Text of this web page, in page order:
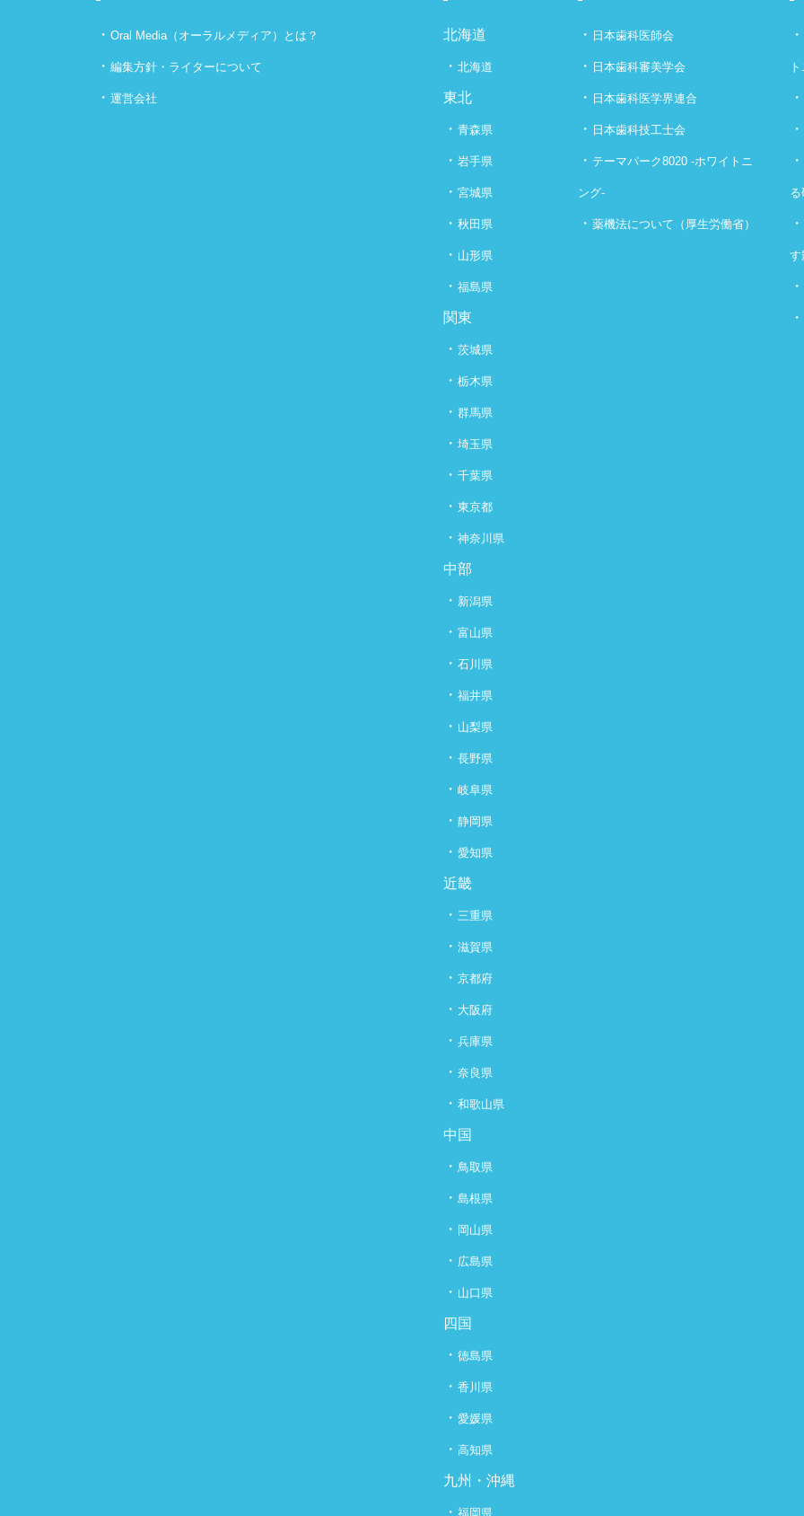
・ Oral Media（オーラルメディア）とは？
・ 編集方針・ライターについて
・ 運営会社
北海道
・ 北海道
東北
・ 青森県
・ 岩手県
・ 宮城県
・ 秋田県
・ 山形県
・ 福島県
関東
・ 茨城県
・ 栃木県
・ 群馬県
・ 埼玉県
・ 千葉県
・ 東京都
・ 神奈川県
中部
・ 新潟県
・ 富山県
・ 石川県
・ 福井県
・ 山梨県
・ 長野県
・ 岐阜県
・ 静岡県
・ 愛知県
近畿
・ 三重県
・ 滋賀県
・ 京都府
・ 大阪府
・ 兵庫県
・ 奈良県
・ 和歌山県
中国
・ 鳥取県
・ 島根県
・ 岡山県
・ 広島県
・ 山口県
四国
・ 徳島県
・ 香川県
・ 愛媛県
・ 高知県
九州・沖縄
・ 福岡県
・ 日本歯科医師会
・ 日本歯科審美学会
・ 日本歯科医学界連合
・ 日本歯科技工士会
・ テーマパーク8020 -ホワイトニ
ング-
・薬機法について（厚生労働省）
・
・
・
・
る
・
す
・
・